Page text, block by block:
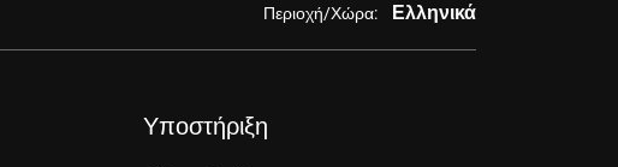
Περιοχή/Χώρα: Ελληνικά
Υποστήριξη